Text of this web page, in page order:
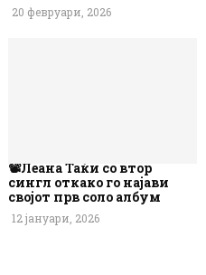
20 февруари, 2026
📽️Леана Таќи со втор
сингл откако го најави
својот прв соло албум
12 јануари, 2026